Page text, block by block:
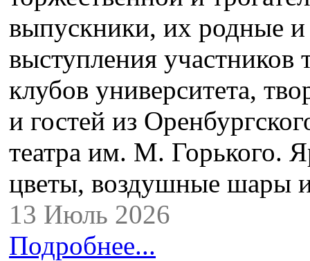
выпускники, их родные
выступления участников
клубов университета,
и гостей из
театра им. М. Горького.
цветы, воздушные шары
13 Июль 2026
Подробнее...